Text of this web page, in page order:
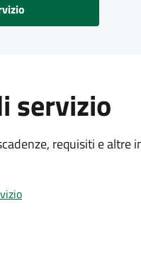
servizio
requisiti e